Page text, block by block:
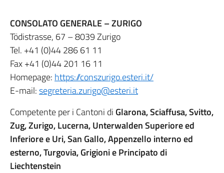
CONSOLATO GENERALE – ZURIGO
Tödistrasse, 67 – 8039 Zurigo
Tel. +41 (0)44 286 61 11
Fax+41 (0)44 201 16 11
Homepage: https://conszurigo.esteri.it/
E-mail:segreteria.zurigo@esteri.it
Competente per i Cantoni di Glarona, Sciaffusa, Svitto,
Zug, Zurigo, Lucerna, Unterwalden Superiore ed
Inferiore e Uri, San Gallo, Appenzello interno ed
esterno, Turgovia, Grigioni e Principato di
Liechtenstein